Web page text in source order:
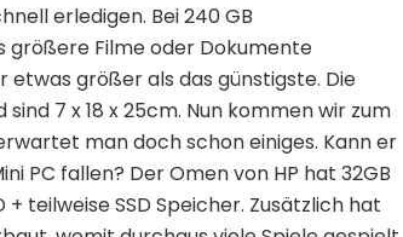
erledigen. Bei 240 GB
Filme oder Dokumente
etwas größer als das günstigste. Die
7 x 18 x 25cm. Nun kommen wir zum
man doch schon einiges. Kann er
PC fallen? Der Omen von HP hat 32GB
+ teilweise SSD Speicher. Zusätzlich hat